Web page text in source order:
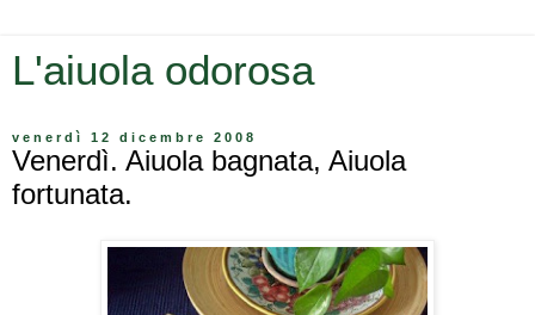
L'aiuola odorosa
venerdì 12 dicembre 2008
Venerdì. Aiuola bagnata, Aiuola
fortunata.